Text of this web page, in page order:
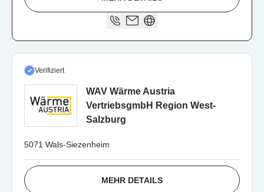
Verifiziert
WAV Wärme Austria
VertriebsgmbH Region West-
Salzburg
5071 Wals-Siezenheim
MEHR DETAILS